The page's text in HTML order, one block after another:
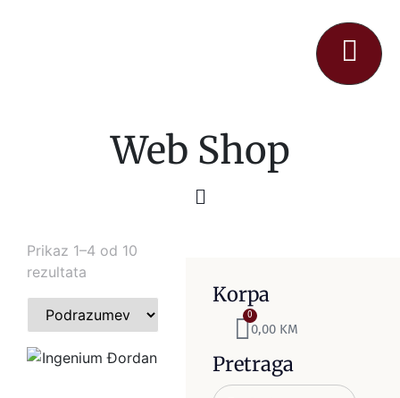
Web Shop
Korpa
0,00 KM
0
Pretraga
Prikaz 1–4 od 10
rezultata